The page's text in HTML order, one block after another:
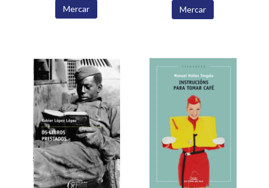
Mercar Mercar